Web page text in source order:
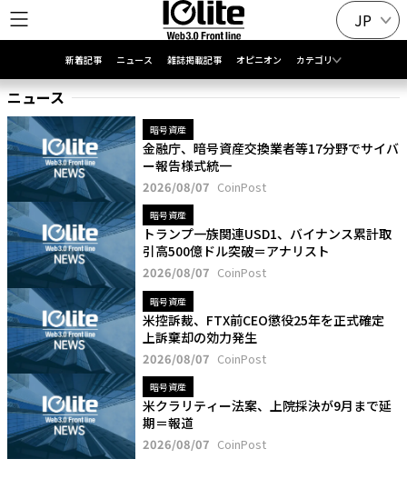
JP
新着記事 ニュース 雑誌掲載記事 オピニオン カテゴリ
ニュース
暗号資産
金融庁、暗号資産交換業者等17分野でサイバ
ー報告様式統一
2026/08/07 CoinPost
暗号資産
トランプ一族関連USD1、バイナンス累計取
引高500億ドル突破＝アナリスト
2026/08/07 CoinPost
暗号資産
米控訴裁、FTX前CEO懲役25年を正式確定
上訴棄却の効力発生
2026/08/07 CoinPost
暗号資産
米クラリティー法案、上院採決が9月まで延
期＝報道
2026/08/07 CoinPost